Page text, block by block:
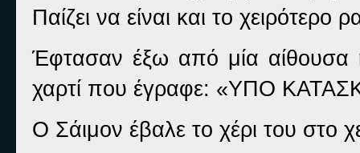
Παίζει να είναι και το χειρότερο
Έφτασαν έξω από μία αίθουσα
χαρτί που έγραφε: «ΥΠΟ
Ο Σάιμον έβαλε το χέρι του στο